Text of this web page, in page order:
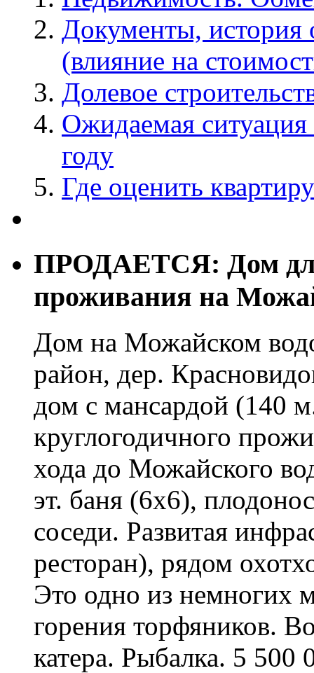
Документы, история
(влияние на
Долевое
Ожидаемая
году
Где оценить квартиру
ПРОДАЕТСЯ: Дом для
проживания на
Дом на Можайском
район, дер.
дом с мансардой (140
круглогодичного
хода до Можайского
эт. баня (6х6),
соседи. Развитая
ресторан), рядом
Это одно из немногих
горения торфяников.
катера. Рыбалка. 5 500